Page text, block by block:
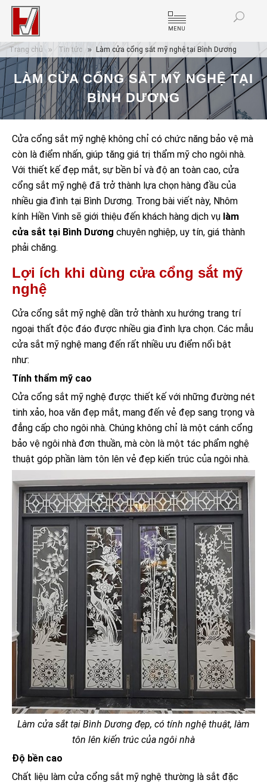
MENU
LÀM CỬA CỔNG SẮT MỸ NGHỆ TẠI
BÌNH DƯƠNG
Trang chủ Tin tức Làm cửa cổng sắt mỹ nghệ tại Bình Dương
Cửa cổng sắt mỹ nghệ không chỉ có chức năng bảo vệ mà
còn là điểm nhấn, giúp tăng giá trị thẩm mỹ cho ngôi nhà.
Với thiết kế đẹp mắt, sự bền bỉ và độ an toàn cao, cửa
cổng sắt mỹ nghệ đã trở thành lựa chọn hàng đầu của
nhiều gia đình tại Bình Dương. Trong bài viết này, Nhôm
kính Hiền Vinh sẽ giới thiệu đến khách hàng dịch vụ làm
cửa sắt tại Bình Dương chuyên nghiệp, uy tín, giá thành
phải chăng.
Lợi ích khi dùng cửa cổng sắt mỹ
nghệ
Cửa cổng sắt mỹ nghệ dần trở thành xu hướng trang trí
ngoại thất độc đáo được nhiều gia đình lựa chọn. Các mẫu
cửa sắt mỹ nghệ mang đến rất nhiều ưu điểm nổi bật
như:
Tính thẩm mỹ cao
Cửa cổng sắt mỹ nghệ được thiết kế với những đường nét
tinh xảo, hoa văn đẹp mắt, mang đến vẻ đẹp sang trọng và
đẳng cấp cho ngôi nhà. Chúng không chỉ là một cánh cổng
bảo vệ ngôi nhà đơn thuần, mà còn là một tác phẩm nghệ
thuật góp phần làm tôn lên vẻ đẹp kiến trúc của ngôi nhà.
Làm cửa sắt tại Bình Dương đẹp, có tính nghệ thuật, làm
tôn lên kiến trúc của ngôi nhà
Độ bền cao
Chất liệu làm cửa cổng sắt mỹ nghệ thường là sắt đặc